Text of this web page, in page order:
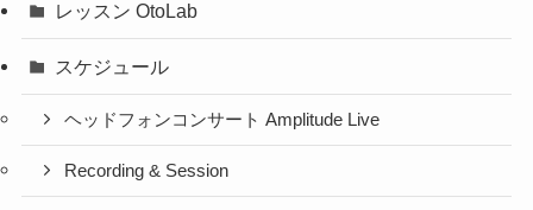
レッスン OtoLab
スケジュール
ヘッドフォンコンサート Amplitude Live
Recording & Session